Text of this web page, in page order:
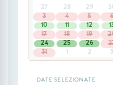
27 28 29
3
4 5
10
11 12
17
18 19
24
25 26
31
1 2 3
DATE SELEZIONATE